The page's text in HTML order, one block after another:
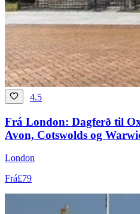
4.5
Frá London: Dagferð til
Avon, Cotswolds og
London
Frá£79